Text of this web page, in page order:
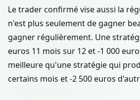
Le trader confirmé vise aussi la
n'est plus seulement de gagner
gagner régulièrement. Une
euros 11 mois sur 12 et -1 000
meilleure qu'une stratégie qui
certains mois et -2 500 euros